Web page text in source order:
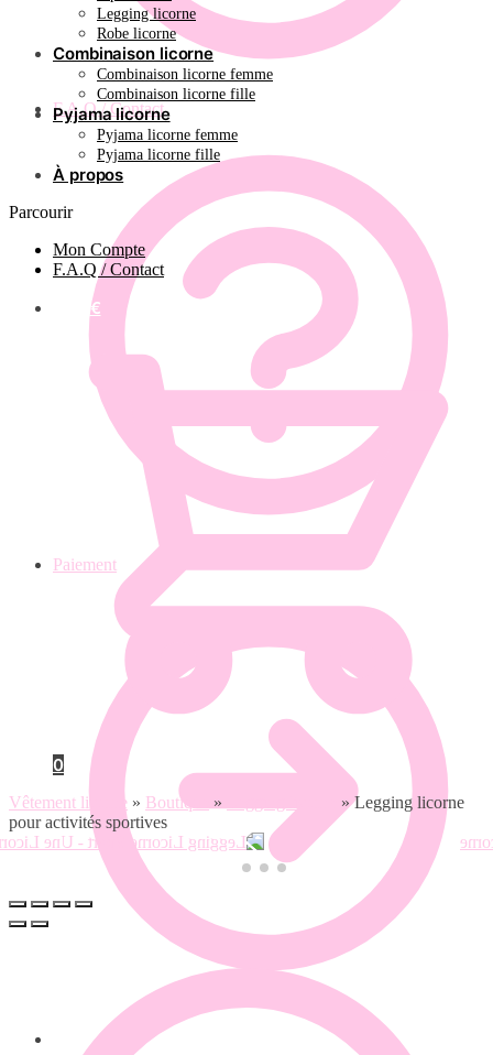
F.A.Q / Contact
Paiement
€
Legging licorne
Robe licorne
Combinaison licorne
Combinaison licorne femme
Combinaison licorne fille
Pyjama licorne
Pyjama licorne femme
Pyjama licorne fille
À propos
Parcourir
Mon Compte
F.A.Q / Contact
€
0
Vêtement licorne » Boutique » » Legging licorne
pour activités sportives